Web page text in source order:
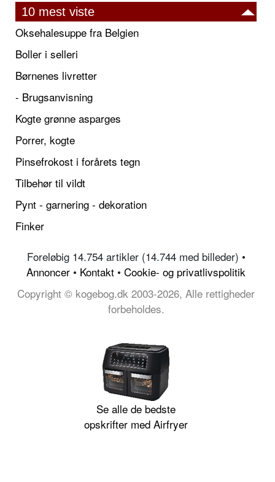
10 mest viste
Oksehalesuppe fra Belgien
Boller i selleri
Børnenes livretter
- Brugsanvisning
Kogte grønne asparges
Porrer, kogte
Pinsefrokost i forårets tegn
Tilbehør til vildt
Pynt - garnering - dekoration
Finker
Foreløbig 14.754 artikler (14.744 med billeder) •
Annoncer • Kontakt • Cookie- og privatlivspolitik
Copyright © kogebog.dk 2003-2026, Alle rettigheder
forbeholdes.
Se alle de bedste
opskrifter med Airfryer